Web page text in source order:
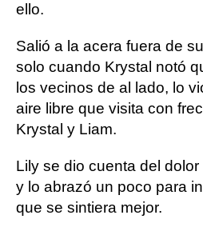
ello.
Salió a la acera fuera de
solo cuando Krystal notó
los vecinos de al lado, lo
aire libre que visita con
Krystal y Liam.
Lily se dio cuenta del
y lo abrazó un poco para
que se sintiera mejor.